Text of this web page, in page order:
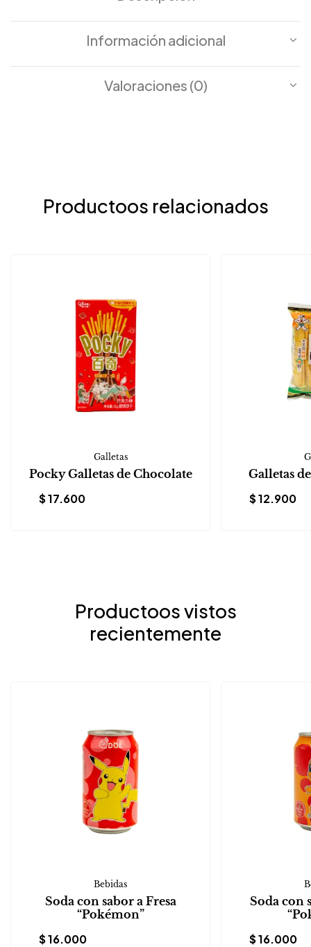
Información adicional
Valoraciones (0)
Productoos relacionados
Galletas
Pocky Galletas de Chocolate
$17.600
Galletas
$12.900
Productoos vistos
recientemente
Bebidas
Soda con sabor a Fresa
“Pokémon”
$16.000
Soda con
$16.000